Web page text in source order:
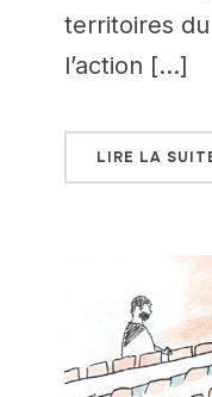
territoires du
l’action […]
LIRE LA